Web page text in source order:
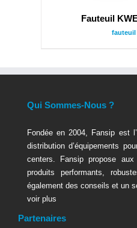
Fauteuil
fauteuil
Qui Sommes-Nous ?
Fondée en 2004, Fansip est
distribution d’équipements
centers. Fansip propose aux
produits performants,
également des conseils et un
voir plus
Partenaires